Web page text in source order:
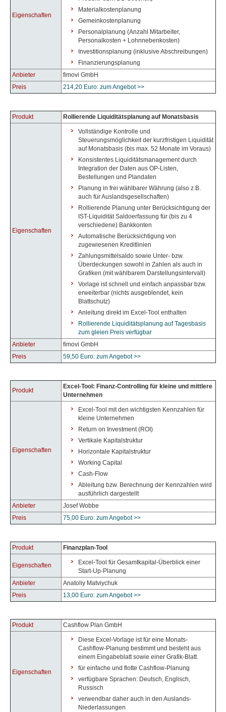
Eigenschaften
Materialkostenplanung
Gemeinkostenplanung
Personalplanung (Anzahl Mitarbeiter,
Personalkosten + Lohnnebenkosten)
Investitionsplanung (inklusive Abschreibungen)
Finanzierungsplanung
Anbieter
fimovi GmbH
Preis
214,20 Euro: zum Angebot >>
Produkt Rollierende Liquiditätsplanung auf Monatsbasis
Eigenschaften
Vollständige Kontrolle und
Steuerungsmöglichkeit der kurzfristigen Liquidität
auf Monatsbasis (bis max. 52 Monate im Voraus)
Konsistentes Liquiditätsmanagement durch
Integration der Daten aus OP-Listen,
Bestellungen und Plandaten
Planung in frei wählbarer Währung (also z.B.
auch für Auslandsgesellschaften)
Rollierende Planung unter Berücksichtigung der
IST-Liquidität Saldoerfassung für (bis zu 4
verschiedene) Bankkonten
Automatische Berücksichtigung von
zugewiesenen Kreditlinien
Zahlungsmittelsaldo sowie Unter- bzw.
Überdeckungen sowohl in Zahlen als auch in
Grafiken (mit wählbarem Darstellungsintervall)
Vorlage ist schnell und einfach anpassbar bzw.
erweiterbar (nichts ausgeblendet, kein
Blattschutz)
Anleitung direkt im Excel-Tool enthalten
Rollierende Liquiditätsplanung auf Tagesbasis
zum gleien Preis verfügbar
Anbieter
fimovi GmbH
Preis
59,50 Euro: zum Angebot >>
Produkt
Excel-Tool: Finanz-Controlling für kleine und mittlere
Unternehmen
Eigenschaften
Excel-Tool mit den wichtigsten Kennzahlen für
kleine Unternehmen
Return on Investment (ROI)
Vertikale Kapitalstruktur
Horizontale Kapitalstruktur
Working Capital
Cash-Flow
Ableitung bzw. Berechnung der Kennzahlen wird
ausführlich dargestellt
Anbieter
Josef Wobbe
Preis
75,00 Euro: zum Angebot >>
Produkt Finanzplan-Tool
Eigenschaften
Excel-Tool für Gesamtkapital-Überblick einer
Start-Up-Planung
Anbieter
Anatoliy Matviychuk
Preis
13,00 Euro: zum Angebot >>
Produkt Cashflow Plan GmbH
Eigenschaften
Diese Excel-Vorlage ist für eine Monats-
Cashflow-Planung bestimmt und besteht aus
einem Eingabeblatt sowie einer Grafik-Blatt.
für einfache und flotte Cashflow-Planung
verfügbare Sprachen: Deutsch, Englisch,
Russisch
verwendbar daher auch in den Auslands-
Niederlassungen